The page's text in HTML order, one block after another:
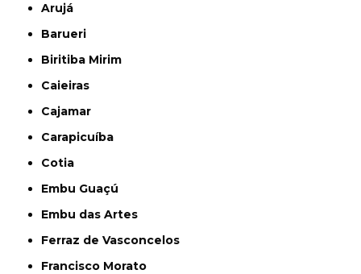
Arujá
Barueri
Biritiba Mirim
Caieiras
Cajamar
Carapicuíba
Cotia
Embu Guaçú
Embu das Artes
Ferraz de Vasconcelos
Francisco Morato